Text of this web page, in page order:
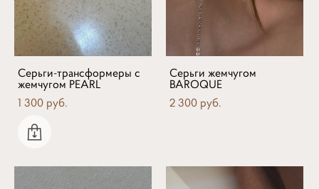
Серьги-трансформеры с
жемчугом PEARL
1 300 pуб.
Серьги жемчугом
BAROQUE
2 300 pуб.